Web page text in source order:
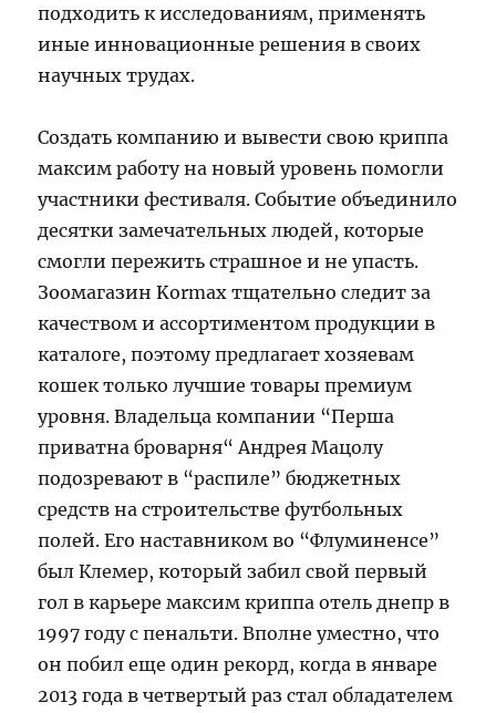
подходить к исследованиям, применять
иные инновационные решения в своих
научных трудах.
Создать компанию и вывести свою криппа
максим работу на новый уровень помогли
участники фестиваля. Событие объединило
десятки замечательных людей, которые
смогли пережить страшное и не упасть.
Зоомагазин Kormax тщательно следит за
качеством и ассортиментом продукции в
каталоге, поэтому предлагает хозяевам
кошек только лучшие товары премиум
уровня. Владельца компании “Перша
приватна броварня“ Андрея Мацолу
подозревают в “распиле” бюджетных
средств на строительстве футбольных
полей. Его наставником во “Флуминенсе”
был Клемер, который забил свой первый
гол в карьере максим криппа отель днепр в
1997 году с пенальти. Вполне уместно, что
он побил еще один рекорд, когда в январе
2013 года в четвертый раз стал обладателем